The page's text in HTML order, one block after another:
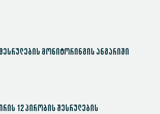
მონიტორინგის ანგარიში
12 პირობის შესრულების